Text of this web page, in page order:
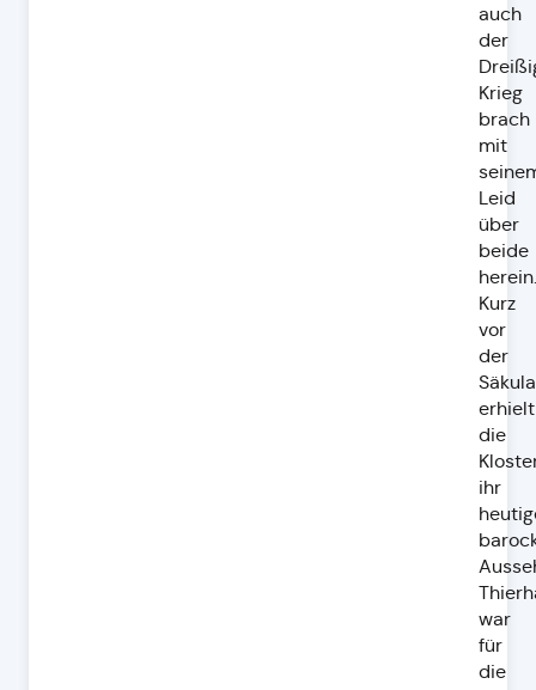
auch
der
Krieg
brach
mit
Leid
über
beide
herein.
Kurz
vor
der
erhielt
die
ihr
war
für
die